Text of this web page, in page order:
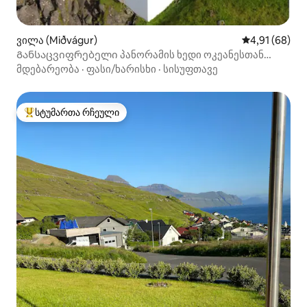
ვილა (Miðvágur) საშუალო
4,91 (68)
Განსაცვიფრებელი პანორამის ხედი ოკეანესთან
მდებარე მყუდრო ვილაში.
მდებარეობა · ფასი/ხარისხი · სისუფთავე
სტუმართა რჩეული მოწინავე ვარიანტი
სტუმართა რჩეული